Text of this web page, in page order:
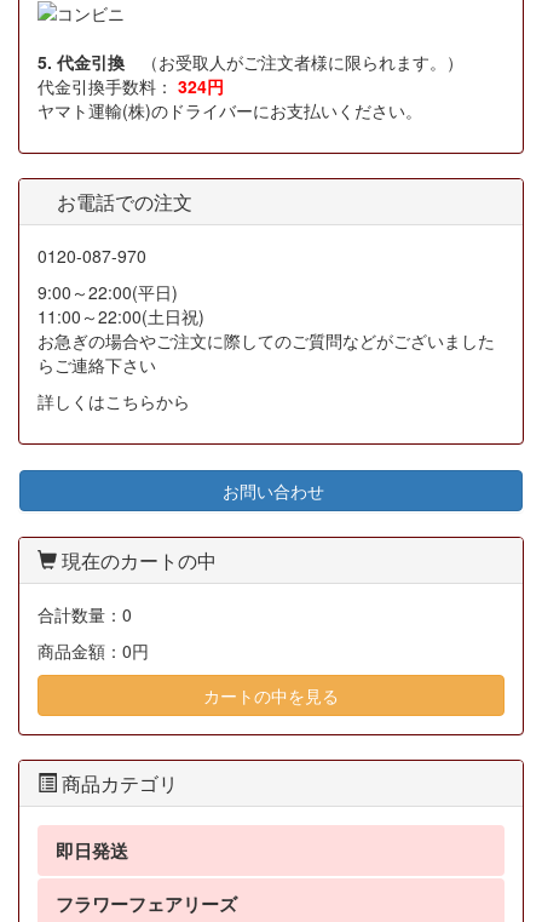
5. 代金引換 （お受取人がご注文者様に限られます。）
代金引換手数料： 324円
ヤマト運輸(株)のドライバーにお支払いください。
お電話での注文
0120-087-970
9:00～22:00(平日)
11:00～22:00(土日祝)
お急ぎの場合やご注文に際してのご質問などがございました
らご連絡下さい
詳しくはこちらから
お問い合わせ
現在のカートの中
合計数量： 0
商品金額： 0円
カートの中を見る
商品カテゴリ
即日発送
フラワーフェアリーズ